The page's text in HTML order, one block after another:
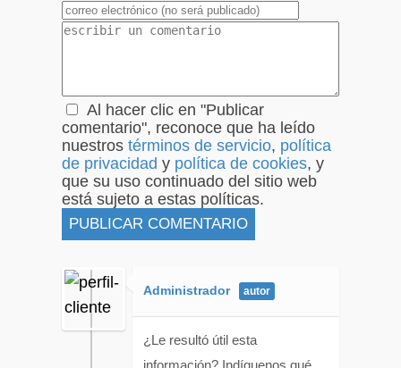
Al hacer clic en "Publicar
comentario", reconoce que ha leído
nuestros términos de servicio, política
de privacidad y política de cookies, y
que su uso continuado del sitio web
está sujeto a estas políticas.
Administrador
¿Le resultó útil esta
información? Indíquenos qué